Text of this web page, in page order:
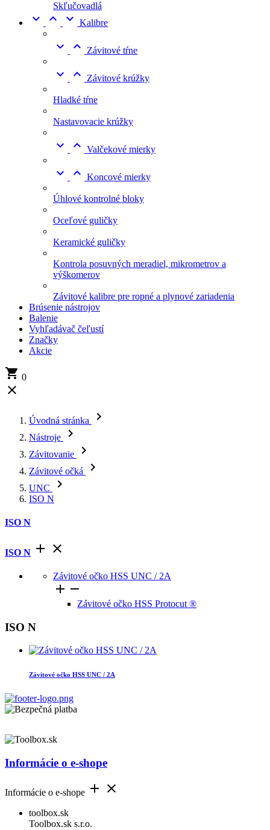
Skľučovadlá
   Kalibre
  Závitové tŕne
  Závitové krúžky
Hladké tŕne
Nastavovacie krúžky
  Valčekové mierky
  Koncové mierky
Úhlové kontrolné bloky
Oceľové guličky
Keramické guličky
Kontrola posuvných meradiel, mikrometrov a
výškomerov
Závitové kalibre pre ropné a plynové zariadenia
Brúsenie nástrojov
Balenie
Vyhľadávač čeľustí
Značky
Akcie
 0

Úvodná stránka 
Nástroje 
Závitovanie 
Závitové očká 
UNC 
ISO N
ISO N
ISO N  
Závitové očko HSS UNC / 2A
 
Závitové očko HSS Protocut ®
ISO N
Závitové očko HSS UNC / 2A
Informácie o e-shope
Informácie o e-shope  
toolbox.sk
Toolbox.sk s.r.o.